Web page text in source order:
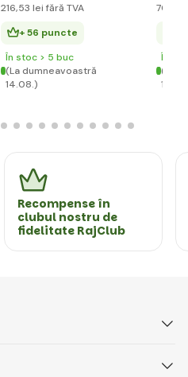
216,53 lei fără TVA
+ 56 puncte
În stoc > 5 buc
(La dumneavoastră
14.08.)
70
În
(La
Recompense în
clubul nostru de
fidelitate RajClub